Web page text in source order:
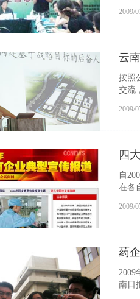
2009/
云
按照
交流
2009/
四
自
在各
2009/
药
2009
南日